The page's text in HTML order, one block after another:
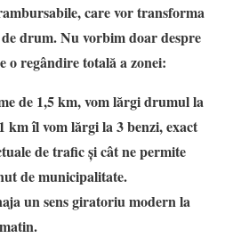
care vor transforma
drum.Nu vorbim doar despre
o regândire totală a zonei:
de 1,5 km, vom lărgi drumul la
km îl vom lărgi la 3 benzi, exact
de trafic și cât ne permite
de municipalitate.
un sens giratoriu modern la